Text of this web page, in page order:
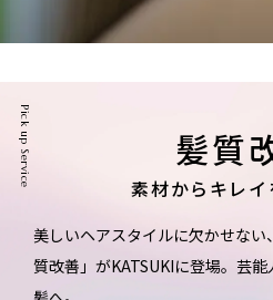
Pick up Service 髪質
素材からキレイ
美しいヘアスタイルに欠かせな
質改善」がKATSUKIに登場。 芸能